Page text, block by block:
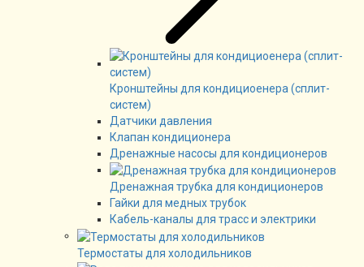
Кронштейны для кондициоенера (сплит-
систем)
Датчики давления
Клапан кондиционера
Дренажные насосы для кондиционеров
Дренажная трубка для кондиционеров
Гайки для медных трубок
Кабель-каналы для трасс и электрики
Термостаты для холодильников